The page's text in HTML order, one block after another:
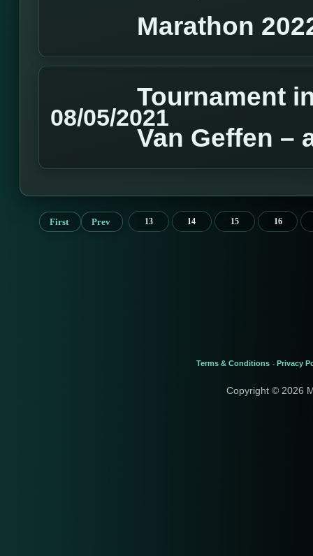
Marathon
08/05/2021
Tournament
Van Geffen –
First Prev 13 14 15 16
Terms & Conditions - Privacy
Copyright © 2026